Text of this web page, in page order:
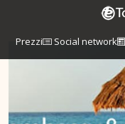
Prezzi Social network